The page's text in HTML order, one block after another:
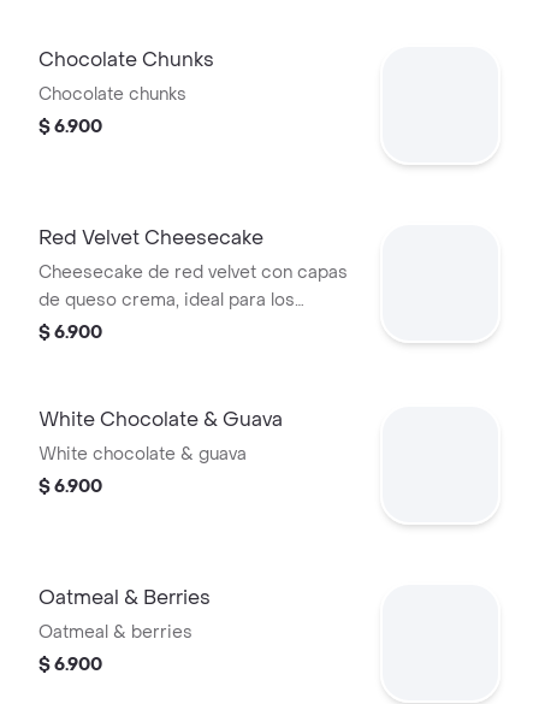
Chocolate Chunks
Chocolate chunks
$ 6.900
Red Velvet Cheesecake
Cheesecake de red velvet con capas
de queso crema, ideal para los
amantes de los postres horneados.
$ 6.900
White Chocolate & Guava
White chocolate & guava
$ 6.900
Oatmeal & Berries
Oatmeal & berries
$ 6.900